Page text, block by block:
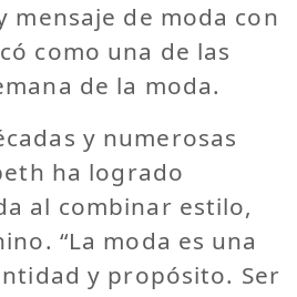
mensaje de moda con
como una de las
de la moda.
y numerosas
ha logrado
al combinar estilo,
“La moda es una
y propósito. Ser